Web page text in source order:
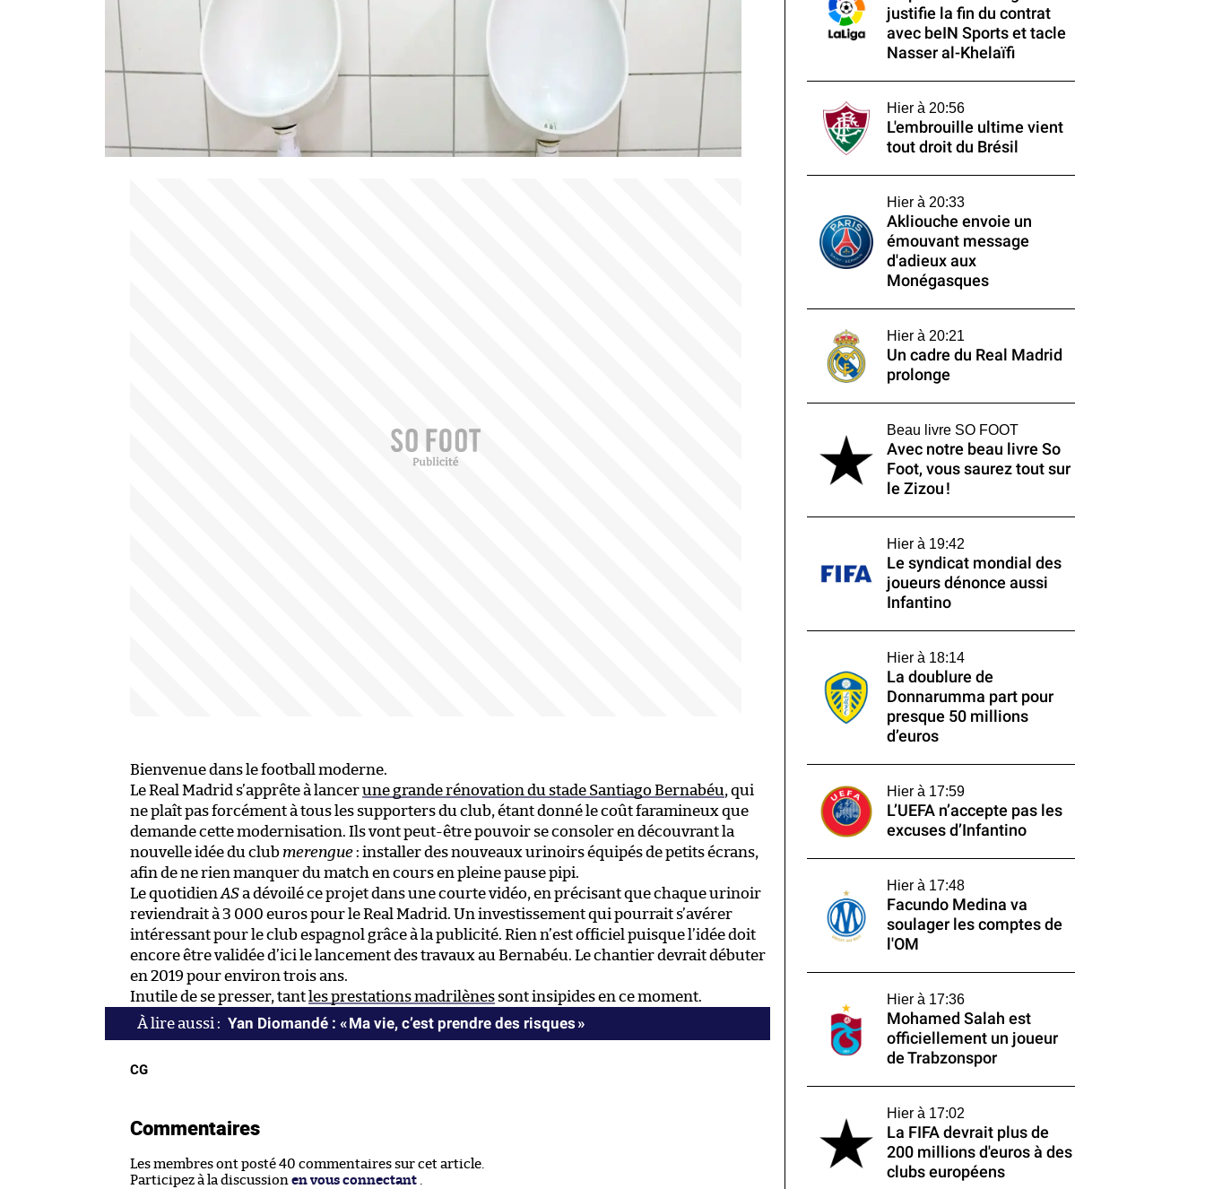
Bienvenue dans le football moderne.
Le Real Madrid s’apprête à lancerune grande rénovation du stade Santiago Bernabéu, qui
ne plaît pas forcément à tous les supporters du club, étant donné le coût faramineux que
demande cette modernisation. Ils vont peut-être pouvoir se consoler en découvrant la
nouvelle idée du club merengue : installer des nouveaux urinoirs équipés de petits écrans,
afin de ne rien manquer du match en cours en pleine pause pipi.
Le quotidien ASa dévoilé ce projet dans une courte vidéo, en précisant que chaque urinoir
reviendrait à 3 000 euros pour le Real Madrid. Un investissement qui pourrait s’avérer
intéressant pour le club espagnol grâce à la publicité. Rien n’est officiel puisque l’idée doit
encore être validée d’ici le lancement des travaux au Bernabéu. Le chantier devrait débuter
en 2019 pour environ trois ans.
Inutile de se presser, tant les prestations madrilènes sont insipides en ce moment.
Yan Diomandé : « Ma vie, c’est prendre des risques »
CG
Commentaires
Les membres ont posté 40 commentaires sur cet article.
Participez à la discussion en vous connectant .
justifie la fin du contrat
avec beIN Sports et tacle
Nasser al-Khelaïfi
Hier à 20:56
L'embrouille ultime vient
tout droit du Brésil
Hier à 20:33
Akliouche envoie un
émouvant message
d'adieux aux
Monégasques
Hier à 20:21
Un cadre du Real Madrid
prolonge
Beau livre SO FOOT
Avec notre beau livre So
Foot, vous saurez tout sur
le Zizou !
Hier à 19:42
Le syndicat mondial des
joueurs dénonce aussi
Infantino
Hier à 18:14
La doublure de
Donnarumma part pour
presque 50 millions
d’euros
Hier à 17:59
L’UEFA n’accepte pas les
excuses d’Infantino
Hier à 17:48
Facundo Medina va
soulager les comptes de
l'OM
Hier à 17:36
Mohamed Salah est
officiellement un joueur
de Trabzonspor
Hier à 17:02
La FIFA devrait plus de
200 millions d'euros à des
clubs européens